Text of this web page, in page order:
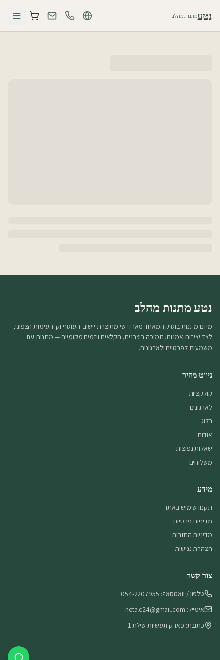
נטעמתנות מהלב
נטע מתנות מהלב
מיזם מתנות בוטיק המאחד מארזי שי מתוצרת יישובי העוטף וקו העימות הצפוני,
לצד יצירות אמנות. תמיכה ביצרנים, חקלאים ויזמים מקומיים — מתנות עם
משמעות לפרטיים ולארגונים.
ניווט מהיר
קולקציות
לארגונים
בלוג
אודות
שאלות נפוצות
משלוחים
מידע
תקנון שימוש באתר
מדיניות פרטיות
מדיניות החזרות
הצהרת נגישות
צור קשר
טלפון / וואטסאפ: 054-2207955
אימייל: netalc24@gmail.com
כתובת: פארק תעשיות שילת 1